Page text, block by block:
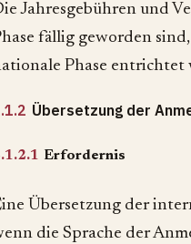
Jahresgebühren und
fällig geworden
Phase entrichtet
Übersetzung der
Erfordernis
Übersetzung der
die Sprache der